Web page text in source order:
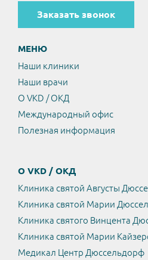
Заказать звонок
МЕНЮ
Наши клиники
Наши врачи
О VKD / ОКД
Международный офис
Полезная информация
О VKD / ОКД
Клиника святой Августы
Клиника святой Марии
Клиника святого Винцента
Клиника святой Марии
Медикал Центр Дюссельдорф